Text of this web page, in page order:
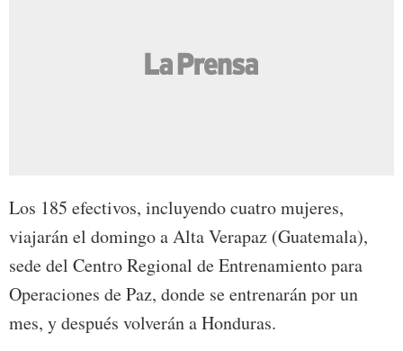
Los 185 efectivos, incluyendo cuatro mujeres,
viajarán el domingo a Alta Verapaz (Guatemala),
sede del Centro Regional de Entrenamiento para
Operaciones de Paz, donde se entrenarán por un
mes, y después volverán a Honduras.